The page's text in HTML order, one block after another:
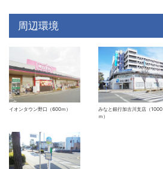
周辺環境
イオンタウン野口（600ｍ）
みなと銀行加古川支店（1000
ｍ）